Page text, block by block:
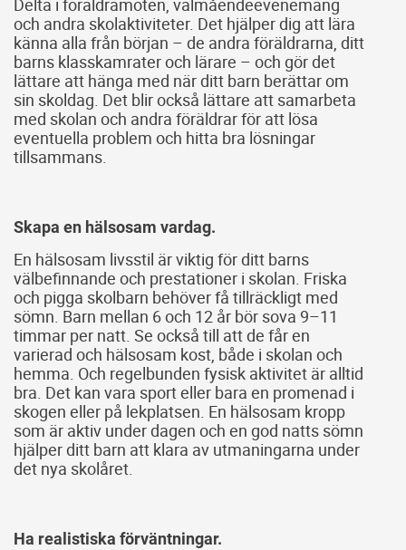
och andra skolaktiviteter. Det hjälper dig att lära
känna alla från början – de andra föräldrarna, ditt
barns klasskamrater och lärare – och gör det
lättare att hänga med när ditt barn berättar om
sin skoldag. Det blir också lättare att samarbeta
med skolan och andra föräldrar för att lösa
eventuella problem och hitta bra lösningar
tillsammans.
Skapa en hälsosam vardag.
En hälsosam livsstil är viktig för ditt barns
välbefinnande och prestationer i skolan. Friska
och pigga skolbarn behöver få tillräckligt med
sömn. Barn mellan 6 och 12 år bör sova 9–11
timmar per natt. Se också till att de får en
varierad och hälsosam kost, både i skolan och
hemma. Och regelbunden fysisk aktivitet är alltid
bra. Det kan vara sport eller bara en promenad i
skogen eller på lekplatsen. En hälsosam kropp
som är aktiv under dagen och en god natts sömn
hjälper ditt barn att klara av utmaningarna under
det nya skolåret.
Ha realistiska förväntningar.